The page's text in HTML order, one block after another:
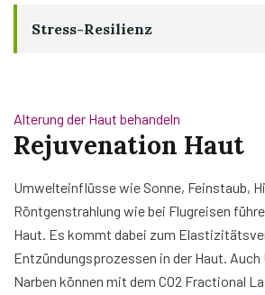
Stress-Resilienz
Alterung der Haut behandeln
Rejuvenation Haut
Umwelteinflüsse wie Sonne, Feinstaub,
Röntgenstrahlung wie bei Flugreisen
Haut. Es kommt dabei zum
Entzündungsprozessen in der Haut. Auch
Narben können mit dem CO2 Fractional